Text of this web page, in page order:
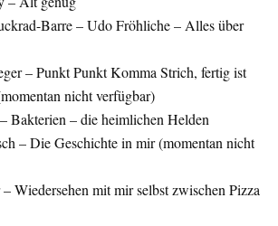
Barre – Udo Fröhliche – Alles über
– Punkt Punkt Komma Strich, fertig ist
nicht verfügbar)
Bakterien – die heimlichen Helden
– Die Geschichte in mir (momentan nicht
Wiedersehen mit mir selbst zwischen Pizza